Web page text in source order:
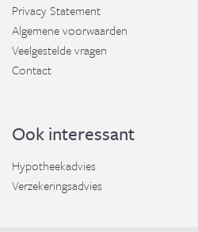
Privacy Statement
Algemene voorwaarden
Veelgestelde vragen
Contact
Ook interessant
Hypotheekadvies
Verzekeringsadvies